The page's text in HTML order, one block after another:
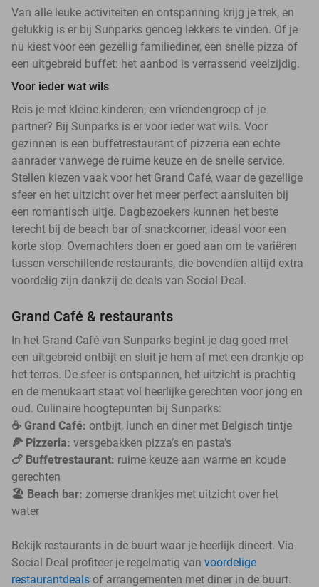
Van alle leuke activiteiten en ontspanning krijg je trek, en
gelukkig is er bij Sunparks genoeg lekkers te vinden. Of je
nu kiest voor een gezellig familiediner, een snelle pizza of
een uitgebreid buffet: het aanbod is verrassend veelzijdig.
Voor ieder wat wils
Reis je met kleine kinderen, een vriendengroep of je
partner? Bij Sunparks is er voor ieder wat wils. Voor
gezinnen is een buffetrestaurant of pizzeria een echte
aanrader vanwege de ruime keuze en de snelle service.
Stellen kiezen vaak voor het Grand Café, waar de gezellige
sfeer en het uitzicht over het meer perfect aansluiten bij
een romantisch uitje. Dagbezoekers kunnen het beste
terecht bij de beach bar of snackcorner, ideaal voor een
korte stop. Overnachters doen er goed aan om te variëren
tussen verschillende restaurants, die bovendien altijd extra
voordelig zijn dankzij de deals van Social Deal.
Grand Café & restaurants
In het Grand Café van Sunparks begint je dag goed met
een uitgebreid ontbijt en sluit je hem af met een drankje op
het terras. De sfeer is ontspannen, het uitzicht is prachtig
en de menukaart staat vol heerlijke gerechten voor jong en
oud. Culinaire hoogtepunten bij Sunparks:
☕️ Grand Café: ontbijt, lunch en diner met Belgisch tintje
🍕 Pizzeria: versgebakken pizza’s en pasta’s
🍗 Buffetrestaurant: ruime keuze aan warme en koude
gerechten
🏖️ Beach bar: zomerse drankjes met uitzicht over het
water
Bekijk restaurants in de buurt waar je heerlijk dineert. Via
Social Deal profiteer je regelmatig van voordelige
restaurantdeals of arrangementen met diner in de buurt.